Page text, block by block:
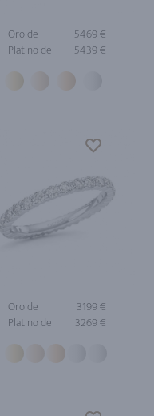
Oro de
5469 €
Platino de
5439 €
Oro de
3199 €
Platino de
3269 €